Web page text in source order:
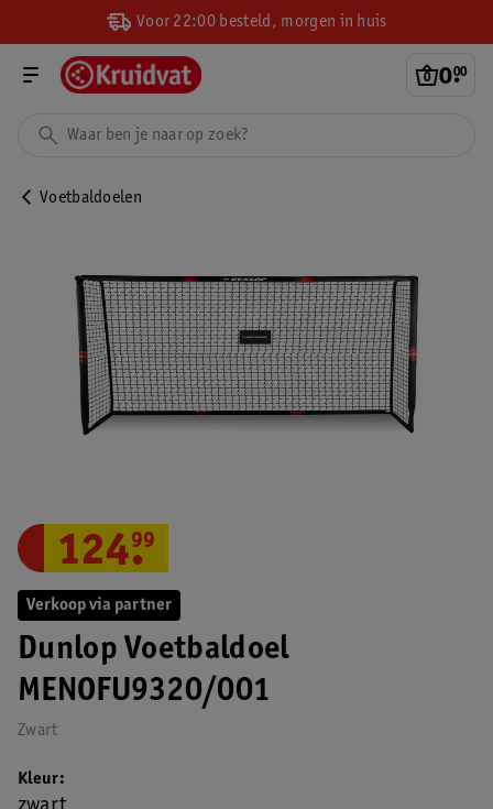
Voor 22:00 besteld, morgen in huis
0.
00
Voetbaldoelen
Verkoop via partner
Dunlop Voetbaldoel
MENOFU9320/001
Zwart
124.
99
Kleur